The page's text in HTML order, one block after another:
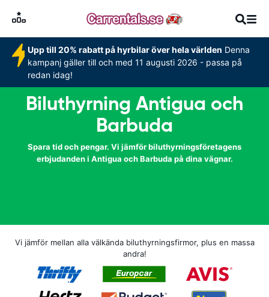
Upp till 20% rabatt på hyrbilar över hela världen Denna
kampanj gäller till och med 11 augusti 2026 - passa på
redan idag!
Biluthyrning Antigua och
Barbuda
Spara tid och pengar. Vi jämför biluthyrningsföretagens
erbjudanden i Antigua och Barbuda på dina vägnar.
Vi jämför mellan alla välkända biluthyrningsfirmor, plus en massa
andra!